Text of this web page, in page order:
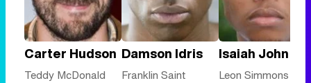
Carter Hudson
Teddy McDonald
Damson Idris
Franklin Saint
Isaiah John
Leon Simmons